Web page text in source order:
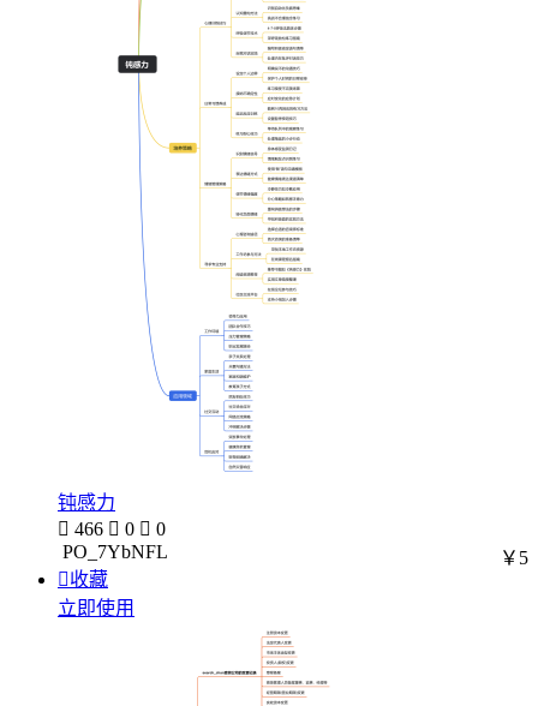
钝感力
 466  0  0
PO_7YbNFL
￥5
收藏
立即使用